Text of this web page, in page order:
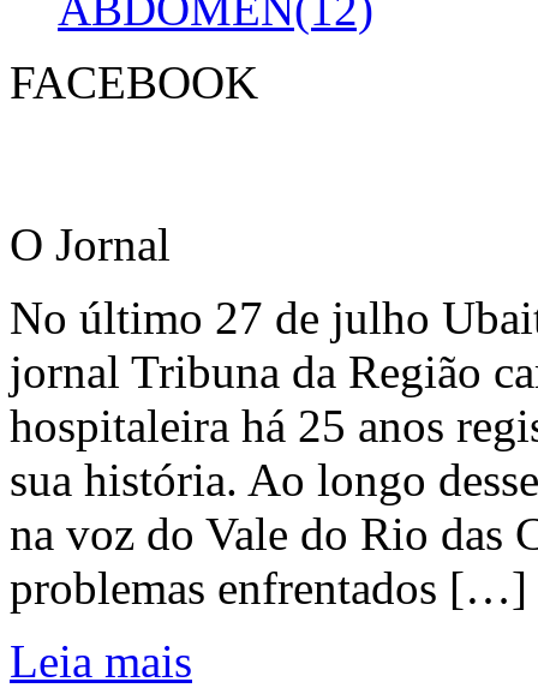
FACEBOOK
O Jornal
No último 27 de julho
jornal Tribuna da Região
hospitaleira há 25 anos
sua história. Ao longo
na voz do Vale do Rio das
problemas enfrentados […]
Leia mais